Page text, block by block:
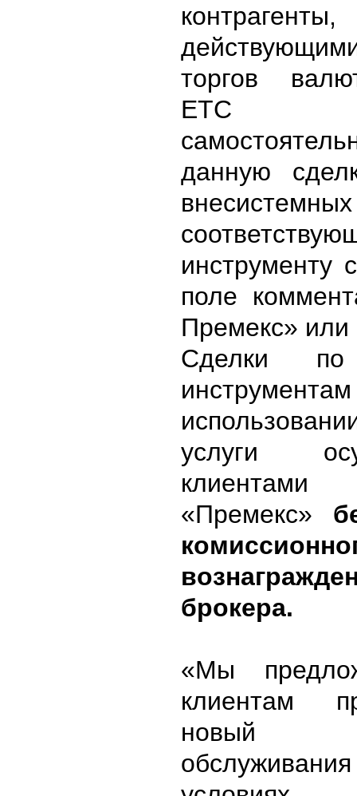
торгов
ЕТС
данную
инструменту
поле
Премекс»
Сделки по
услуги
«Премекс»
брокера.
«Мы
клиентам
новый